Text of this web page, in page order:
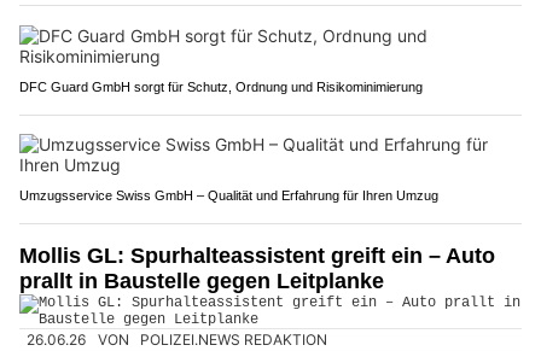
DFC Guard GmbH sorgt für Schutz, Ordnung und Risikominimierung
Umzugsservice Swiss GmbH – Qualität und Erfahrung für Ihren Umzug
Mollis GL: Spurhalteassistent greift ein – Auto
prallt in Baustelle gegen Leitplanke
26.06.26 VON POLIZEI.NEWS REDAKTION